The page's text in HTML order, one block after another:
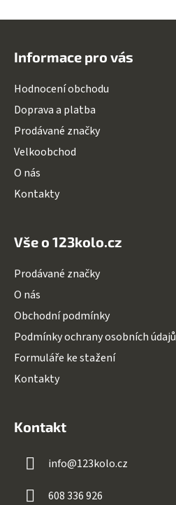
Informace pro vás
Hodnocení obchodu
Doprava a platba
Prodávané značky
Velkoobchod
O nás
Kontakty
Vše o 123kolo.cz
Prodávané značky
O nás
Obchodní podmínky
Podmínky ochrany osobních údajů
Formuláře ke stažení
Kontakty
Kontakt
info@123kolo.cz
608 336 926